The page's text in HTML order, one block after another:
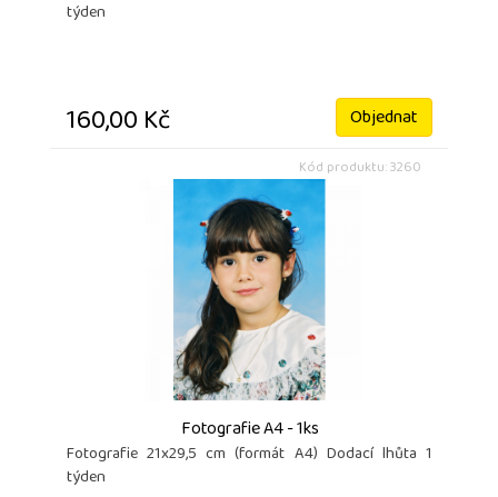
týden
160,00 Kč Objednat
Kód produktu: 3260
Fotografie A4 - 1ks
Fotografie 21x29,5 cm (formát A4) Dodací lhůta 1
týden